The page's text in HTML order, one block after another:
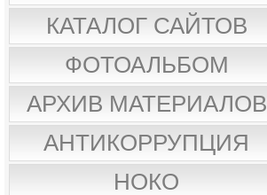
КАТАЛОГ САЙТОВ
ФОТОАЛЬБОМ
АРХИВ МАТЕРИАЛОВ
АНТИКОРРУПЦИЯ
НОКО